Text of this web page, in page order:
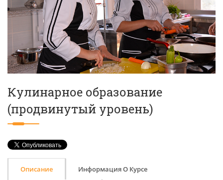
Кулинарное образование
(продвинутый уровень)
Описание Информация О Курсе